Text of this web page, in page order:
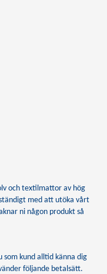
och textilmattor av hög
med att utöka vårt
ni någon produkt så
som kund alltid känna dig
följande betalsätt.